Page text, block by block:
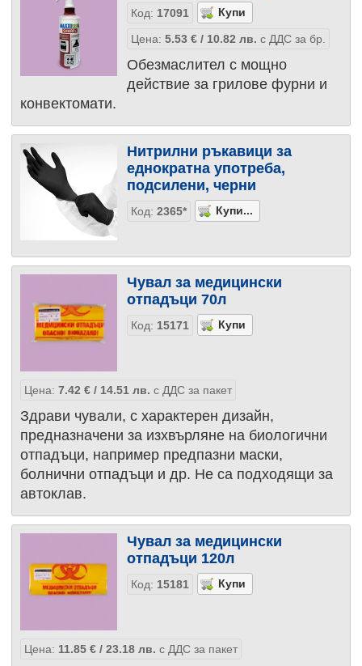
Код: 17091
Цена: 5.53 €/ 10.82 лв. с ДДС за бр.
Обезмаслител с мощно
действие за грилове фурни и
конвектомати.
Нитрилни ръкавици за
еднократна употреба,
подсилени, черни
Код: 2365*
Чувал за медицински
отпадъци 70л
Код: 15171
Цена: 7.42 €/ 14.51 лв. с ДДС за пакет
Здрави чували, с характерен дизайн,
предназначени за изхвърляне на биологични
отпадъци, например предпазни маски,
болнични отпадъци и др. Не са подходящи за
автоклав.
Чувал за медицински
отпадъци 120л
Код: 15181
Цена: 11.85 €/ 23.18 лв. с ДДС за пакет